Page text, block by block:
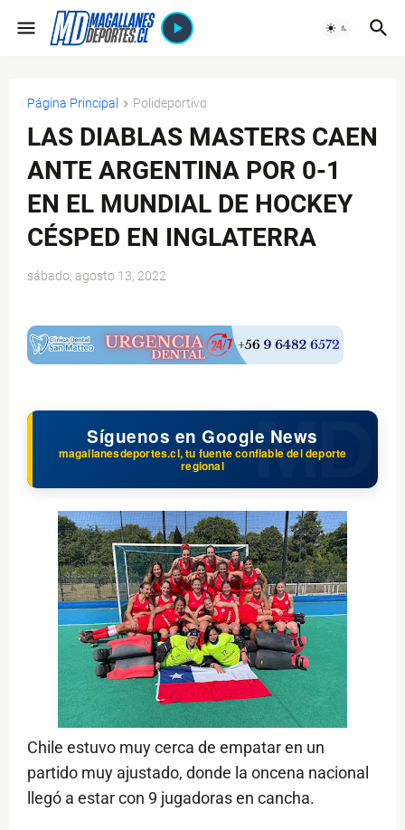
Página Principal Polideportivo
LAS DIABLAS MASTERS CAEN
ANTE ARGENTINA POR 0-1
EN EL MUNDIAL DE HOCKEY
CÉSPED EN INGLATERRA
sábado, agosto 13, 2022
Síguenos en Google News
magallanesdeportes.cl, tu fuente confiable del deporte
regional
Chile estuvo muy cerca de empatar en un
partido muy ajustado, donde la oncena nacional
llegó a estar con 9 jugadoras en cancha.